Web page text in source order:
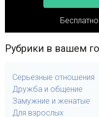
Рубрики в вашем
Серьезные отношения
Дружба и общение
Замужние и женатые
Для взрослых